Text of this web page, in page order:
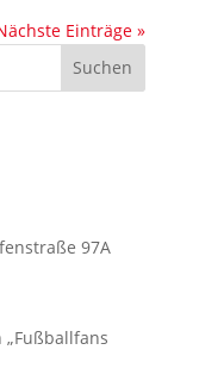
Einträge »
Suchen
97A